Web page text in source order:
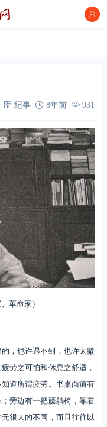
纪事 8年前 931
革命家）
，也许遇不到，也许太微
劳之可怕和休息之舒适，
道所谓疲劳。书桌面前有
旁边有一把藤躺椅，靠着
很大的不同，而且往往以